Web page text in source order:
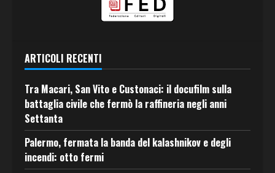
ARTICOLI RECENTI
Tra Macari, San Vito e Custonaci: il docufilm sulla
battaglia civile che fermò la raffineria negli anni
Settanta
Palermo, fermata la banda del kalashnikov e degli
incendi: otto fermi